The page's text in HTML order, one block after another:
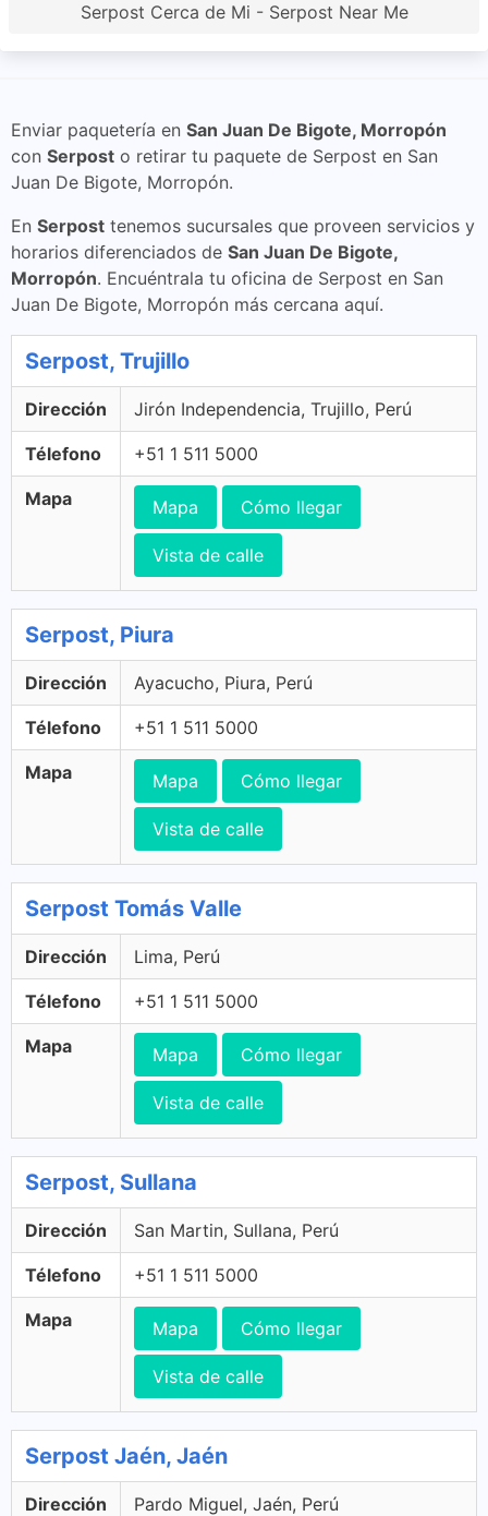
Serpost Cerca de Mi - Serpost Near Me
Enviar paquetería en San Juan De Bigote, Morropón
con Serpost o retirar tu paquete de Serpost en San
Juan De Bigote, Morropón.
En Serpost tenemos sucursales que proveen servicios y
horarios diferenciados de San Juan De Bigote,
Morropón. Encuéntrala tu oficina de Serpost en San
Juan De Bigote, Morropón más cercana aquí.
Serpost, Trujillo
Dirección Jirón Independencia, Trujillo, Perú
Télefono +51 1 511 5000
Mapa Mapa Cómo llegar
Vista de calle
Serpost, Piura
Dirección Ayacucho, Piura, Perú
Télefono +51 1 511 5000
Mapa Mapa Cómo llegar
Vista de calle
Serpost Tomás Valle
Dirección Lima, Perú
Télefono +51 1 511 5000
Mapa Mapa Cómo llegar
Vista de calle
Serpost, Sullana
Dirección San Martin, Sullana, Perú
Télefono +51 1 511 5000
Mapa Mapa Cómo llegar
Vista de calle
Serpost Jaén, Jaén
Dirección Pardo Miguel, Jaén, Perú